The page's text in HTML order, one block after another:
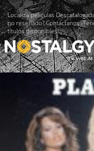
Localiza películas
no reseñado? Contáctanos -
títulos disponibles!